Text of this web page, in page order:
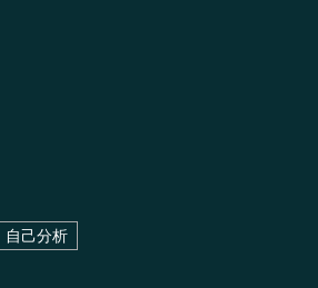
自己分析